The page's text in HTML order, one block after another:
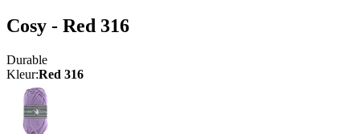
Cosy - Red 316
Durable
Kleur:Red 316